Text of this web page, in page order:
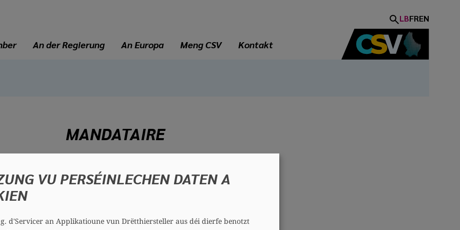
LBFREN
An der Regierung An Europa Meng CSV Kontakt
MANDATAIRE
Sandy SCHWARZ
VU PERSÉINLECHEN DATEN A
d'Servicer an Applikatioune vun Drëtthiersteller aus déi dierfe benotzt